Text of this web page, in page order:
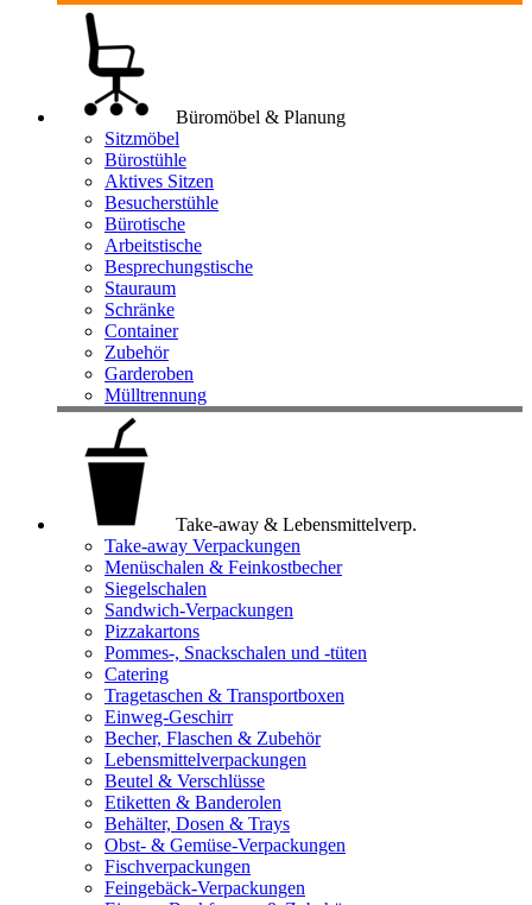
Büromöbel & Planung
Sitzmöbel
Bürostühle
Aktives Sitzen
Besucherstühle
Bürotische
Arbeitstische
Besprechungstische
Stauraum
Schränke
Container
Zubehör
Garderoben
Mülltrennung
Take-away & Lebensmittelverp.
Take-away Verpackungen
Menüschalen & Feinkostbecher
Siegelschalen
Sandwich-Verpackungen
Pizzakartons
Pommes-, Snackschalen und -tüten
Catering
Tragetaschen & Transportboxen
Einweg-Geschirr
Becher, Flaschen & Zubehör
Lebensmittelverpackungen
Beutel & Verschlüsse
Etiketten & Banderolen
Behälter, Dosen & Trays
Obst- & Gemüse-Verpackungen
Fischverpackungen
Feingebäck-Verpackungen